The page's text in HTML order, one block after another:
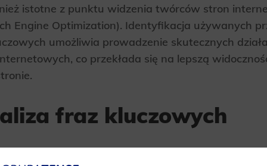
istotne z punktu widzenia twórców stron
Engine Optimization). Identyfikacja używanych
umożliwia prowadzenie skutecznych
co przekłada się na lepszą
fraz kluczowych